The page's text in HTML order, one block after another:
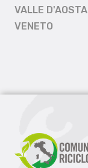
VALLE D'AOSTA
VENETO